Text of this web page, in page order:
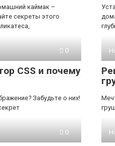
каймак –
секреты этого
0
CSS и почему
Забудьте о них!
0